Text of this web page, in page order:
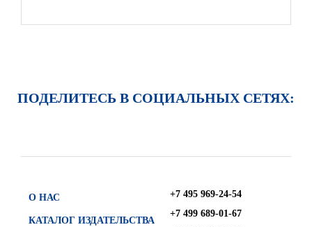
ПОДЕЛИТЕСЬ В СОЦИАЛЬНЫХ СЕТЯХ:
О НАС
КАТАЛОГ ИЗДАТЕЛЬСТВА
+7 495 969-24-54
+7 499 689-01-67